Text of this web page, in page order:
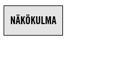
NÄKÖKULMA